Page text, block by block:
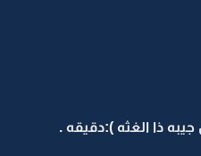
ذا الغثه ):دقيقه .